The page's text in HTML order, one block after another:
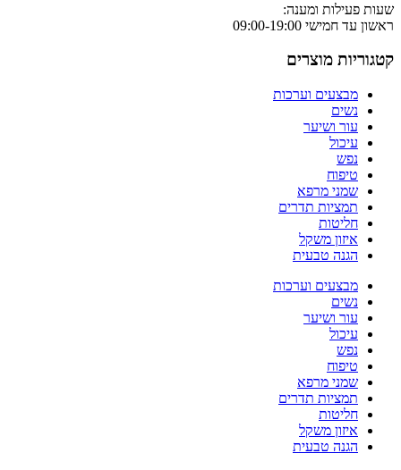
שעות פעילות ומענה:
ראשון עד חמישי 09:00-19:00
קטגוריות מוצרים
מבצעים וערכות
נשים
עור ושיער
עיכול
נפש
טיפוח
שמני מרפא
תמציות תדרים
חליטות
איזון משקל
הגנה טבעית
מבצעים וערכות
נשים
עור ושיער
עיכול
נפש
טיפוח
שמני מרפא
תמציות תדרים
חליטות
איזון משקל
הגנה טבעית